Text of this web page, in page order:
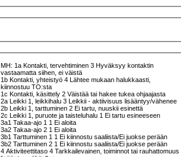
MH: 1a Kontakti, tervehtiminen 3 Hyväksyy kontaktin
vastaamatta siihen, ei väistä
1b Kontakti, yhteistyö 4 Lähtee mukaan halukkaasti,
kiinnostuu TO:sta
1c Kontakti, käsittely 2 Väistää tai hakee tukea ohjaajasta
2a Leikki 1, leikkihalu 3 Leikkii - aktiivisuus lisääntyy/vähenee
2b Leikki 1, tarttuminen 2 Ei tartu, nuuskii esinettä
2c Leikki 1, puruote ja taisteluhalu 1 Ei tartu esineeseen
3a1 Takaa-ajo 1 1 Ei aloita
3a2 Takaa-ajo 2 1 Ei aloita
3b1 Tarttuminen 1 1 Ei kiinnostu saaliista/Ei juokse perään
3b2 Tarttuminen 2 1 Ei kiinnostu saaliista/Ei juokse perään
4 Aktiviteettitaso 4 Tarkkailevainen, toiminnot tai rauhattomuus